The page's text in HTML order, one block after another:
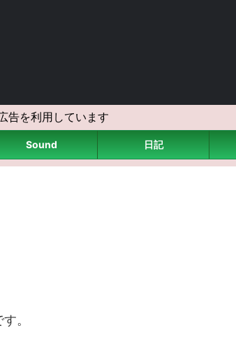
告を利用しています
Sound 日記
。